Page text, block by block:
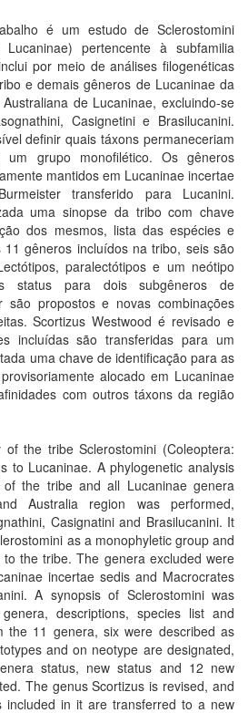
é um estudo de Sclerostomini
Lucaninae) pertencente à subfamilia
por meio de análises filogenéticas
e demais gêneros de Lucaninae da
de Lucaninae, excluindo-se
Casignetini e Brasilucanini.
definir quais táxons permaneceriam
um grupo monofilético. Os gêneros
mantidos em Lucaninae incertae
transferido para Lucanini.
uma sinopse da tribo com chave
dos mesmos, lista das espécies e
11 gêneros incluídos na tribo, seis são
paralectótipos e um neótipo
status para dois subgêneros de
são propostos e novas combinações
Scortizus Westwood é revisado e
incluídas são transferidas para um
uma chave de identificação para as
alocado em Lucaninae
com outros táxons da região
the tribe Sclerostomini (Coleoptera:
to Lucaninae. A phylogenetic analysis
of the tribe and all Lucaninae genera
Australia region was performed,
Casignatini and Brasilucanini. It
as a monophyletic group and
the tribe. The genera excluded were
incertae sedis and Macrocrates
A synopsis of Sclerostomini was
descriptions, species list and
the 11 genera, six were described as
and on neotype are designated,
status, new status and 12 new
The genus Scortizus is revised, and
included in it are transferred to a new